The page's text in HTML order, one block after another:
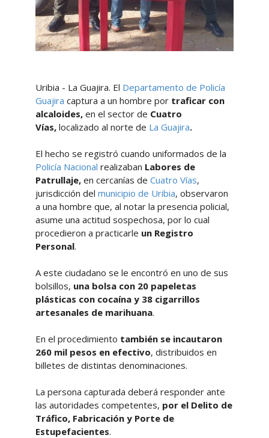
Uribia - La Guajira. El Departamento de Policía
Guajira captura a un hombre por traficar con
alcaloides, en el sector de Cuatro
Vías,localizado al norte de La Guajira.
El hecho se registró cuando uniformados de la
Policía Nacional realizaban Labores de
Patrullaje,en cercanías de Cuatro Vías,
jurisdicción del municipio de Uribia, observaron
a una hombre que, al notar la presencia policial,
asume una actitud sospechosa, por lo cual
procedieron a practicarle un Registro
Personal.
A este ciudadano se le encontró en uno de sus
bolsillos, una bolsa con 20 papeletas
plásticas con cocaína y 38 cigarrillos
artesanales de marihuana.
En el procedimiento también se incautaron
260 mil pesos en efectivo, distribuidos en
billetes de distintas denominaciones.
La persona capturada deberá responder ante
las autoridades competentes, por el Delito de
Tráfico, Fabricación y Porte de
Estupefacientes.